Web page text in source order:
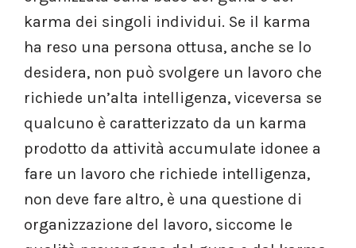
karma dei singoli individui. Se il karma
ha reso una persona ottusa, anche se lo
desidera, non può svolgere un lavoro che
richiede un’alta intelligenza, viceversa se
qualcuno è caratterizzato da un karma
prodotto da attività accumulate idonee a
fare un lavoro che richiede intelligenza,
non deve fare altro, è una questione di
organizzazione del lavoro, siccome le